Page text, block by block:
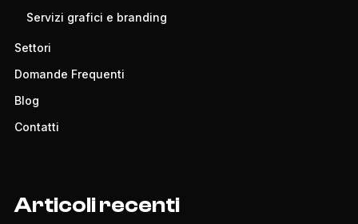
Servizi grafici e branding
Settori
Domande Frequenti
Blog
Contatti
Articoli recenti